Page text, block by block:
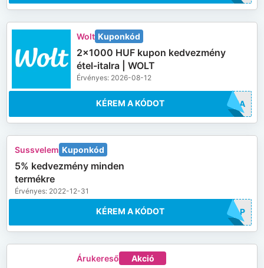
Wolt Kuponkód
2×1000 HUF kupon kedvezmény
étel-italra | WOLT
Érvényes: 2026-08-12
NVKA
KÉREM A KÓDOT
Sussvelem Kuponkód
5% kedvezmény minden
termékre
Érvényes: 2022-12-31
4UAP
KÉREM A KÓDOT
Árukereső Akció